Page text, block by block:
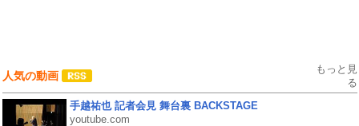
人気の動画
もっと見
る
手越祐也 記者会見 舞台裏 BACKSTAGE
youtube.com